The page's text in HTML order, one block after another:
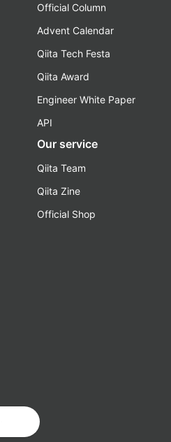
Official Column
Advent Calendar
Qiita Tech Festa
Qiita Award
Engineer White Paper
API
Our service
Qiita Team
Qiita Zine
Official Shop